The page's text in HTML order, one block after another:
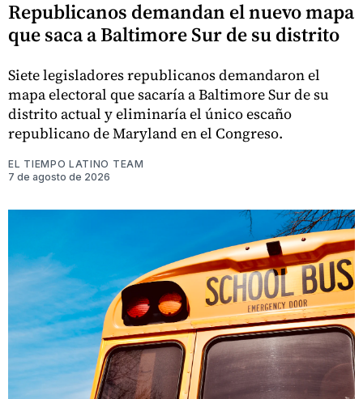
Republicanos demandan el nuevo mapa
que saca a Baltimore Sur de su distrito
Siete legisladores republicanos demandaron el
mapa electoral que sacaría a Baltimore Sur de su
distrito actual y eliminaría el único escaño
republicano de Maryland en el Congreso.
EL TIEMPO LATINO TEAM
7 de agosto de 2026